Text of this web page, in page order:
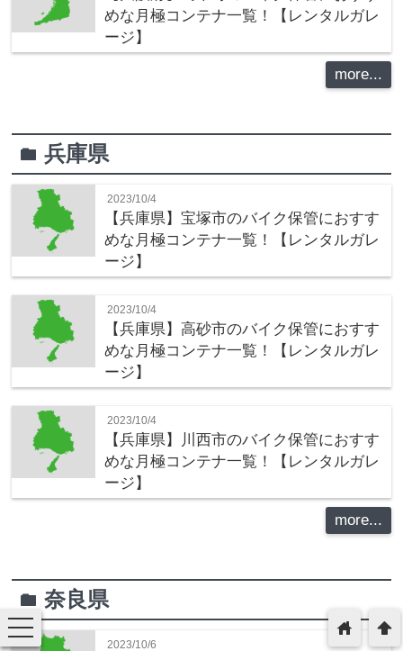
めな月極コンテナ一覧！【レンタルガレ
ージ】
more...
folder兵庫県
2023/10/4
【兵庫県】宝塚市のバイク保管におすす
めな月極コンテナ一覧！【レンタルガレ
ージ】
2023/10/4
【兵庫県】高砂市のバイク保管におすす
めな月極コンテナ一覧！【レンタルガレ
ージ】
2023/10/4
【兵庫県】川西市のバイク保管におすす
めな月極コンテナ一覧！【レンタルガレ
ージ】
more...
folder奈良県
2023/10/6
toggle
navigation
arrowup
home